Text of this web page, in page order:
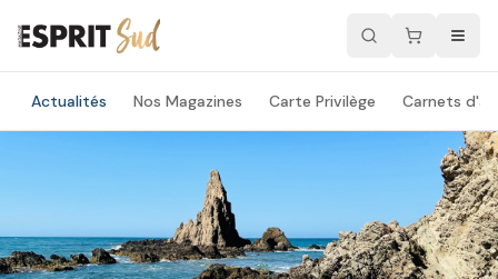
Actualités Nos Magazines Carte Privilège Carnets